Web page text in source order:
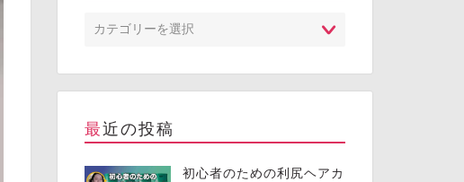
最近の投稿
初心者のための利尻ヘアカ